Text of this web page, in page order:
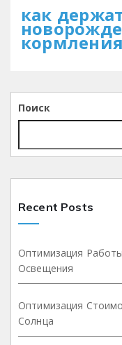
как
кормления
Поиск
Recent Posts
Оптимизация
Освещения
Оптимизация
Солнца